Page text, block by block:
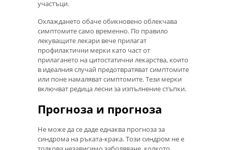
участъци.
Охлаждането обаче обикновено облекчава
симптомите само временно. По правило
лекуващите лекари вече прилагат
профилактични мерки като част от
прилагането на цитостатични лекарства, които
в идеалния случай предотвратяват симптомите
или поне намаляват симптомите. Тези мерки
включват редица лесни за изпълнение стъпки.
Прогноза и прогноза
Не може да се даде еднаква прогноза за
синдрома на ръката-крака. Този синдром не е